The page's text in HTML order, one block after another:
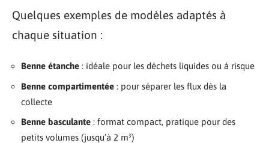
Quelques exemples de modèles adaptés à
chaque situation :
Benne étanche : idéale pour les déchets liquides ou à risque
Benne compartimentée : pour séparer les flux dès la
collecte
Benne basculante : format compact, pratique pour des
petits volumes (jusqu’à 2 m³)